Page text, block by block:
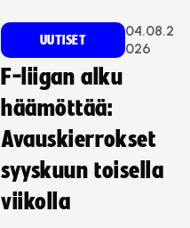
UUTISET
04.08.2
026
F-liigan alku
häämöttää:
Avauskierrokset
syyskuun toisella
viikolla